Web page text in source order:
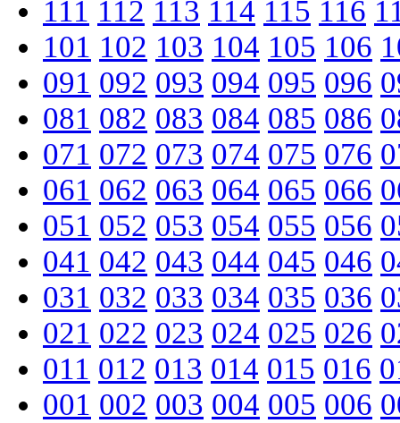
111 112 113 114 115 116
101 102 103 104 105 106
091 092 093 094 095 096
081 082 083 084 085 086
071 072 073 074 075 076
061 062 063 064 065 066
051 052 053 054 055 056
041 042 043 044 045 046
031 032 033 034 035 036
021 022 023 024 025 026
011 012 013 014 015 016
001 002 003 004 005 006